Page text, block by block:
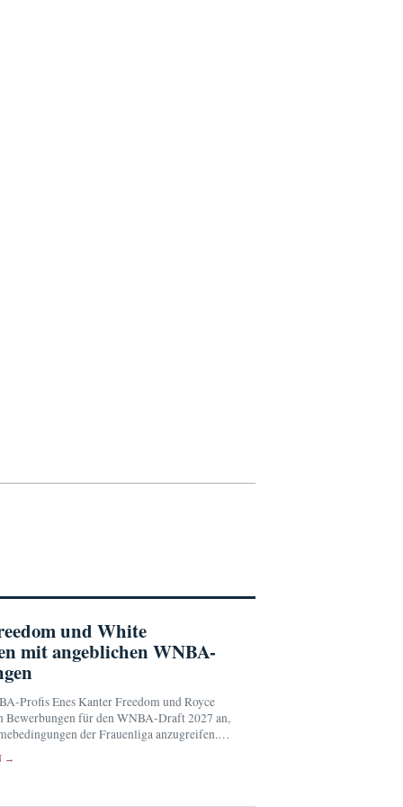
und White
mit angeblichen WNBA-
Profis Enes Kanter Freedom und Royce
Bewerbungen für den WNBA-Draft 2027 an,
der Frauenliga anzugreifen.
bestätigt.
→